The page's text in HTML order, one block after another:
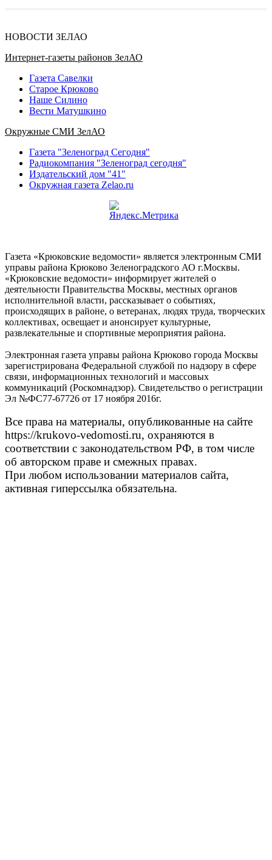
НОВОСТИ ЗЕЛАО
Интернет-газеты районов ЗелАО
Газета Савелки
Старое Крюково
Наше Силино
Вести Матушкино
Окружные СМИ ЗелАО
Газета "Зеленоград Сегодня"
Радиокомпания "Зеленоград сегодня"
Издательский дом "41"
Окружная газета Zelao.ru
Газета «Крюковские ведомости» является электронным СМИ
управы района Крюково Зеленоградского АО г.Москвы.
«Крюковские ведомости» информирует жителей о
деятельности Правительства Москвы, местных органов
исполнительной власти, рассказывает о событиях,
происходящих в районе, о ветеранах, людях труда, творческих
коллективах, освещает и анонсирует культурные,
развлекательные и спортивные мероприятия района.
Электронная газета управы района Крюково города Москвы
зарегистрирована Федеральной службой по надзору в сфере
связи, информационных технологий и массовых
коммуникаций (Роскомнадзор). Свидетельство о регистрации
Эл №ФС77-67726 от 17 ноября 2016г.
Все права на материалы, опубликованные на сайте
https://krukovo-vedomosti.ru, охраняются в
соответствии с законодательством РФ, в том числе
об авторском праве и смежных правах.
При любом использовании материалов сайта,
активная гиперссылка обязательна.